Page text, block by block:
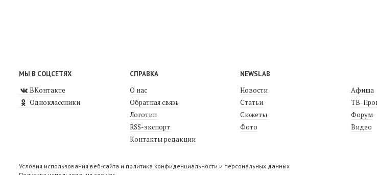
МЫ В СОЦСЕТЯХ
ВКонтакте
Одноклассники
СПРАВКА
О нас
Обратная связь
Логотип
RSS-экспорт
Контакты редакции
NEWSLAB
Новости
Статьи
Сюжеты
Фото
Афиша
ТВ-
Форум
Видео
Условия использования веб-сайта и политика конфиденциальности и персональных данных